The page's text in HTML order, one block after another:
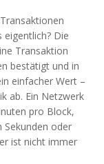
Die
Transaktion
bestätigt und in
einfacher Wert –
ab. Ein Netzwerk
pro Block,
Sekunden oder
ist nicht immer